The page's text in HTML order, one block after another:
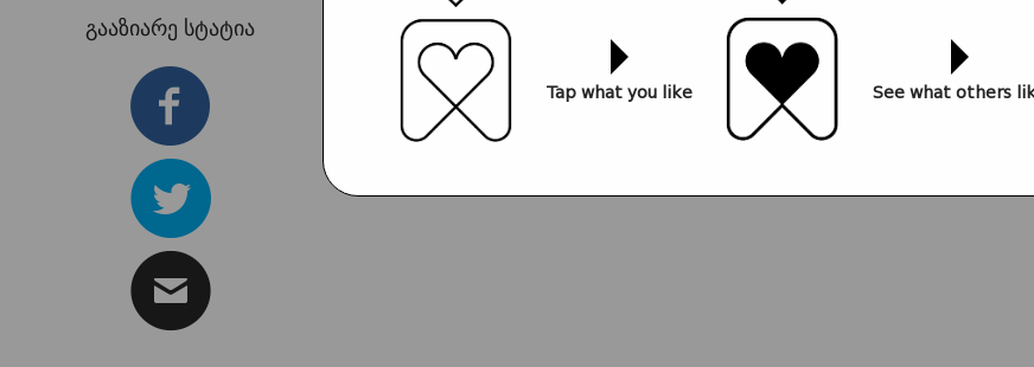
გააზიარე სტატია
Tap what you like See what others